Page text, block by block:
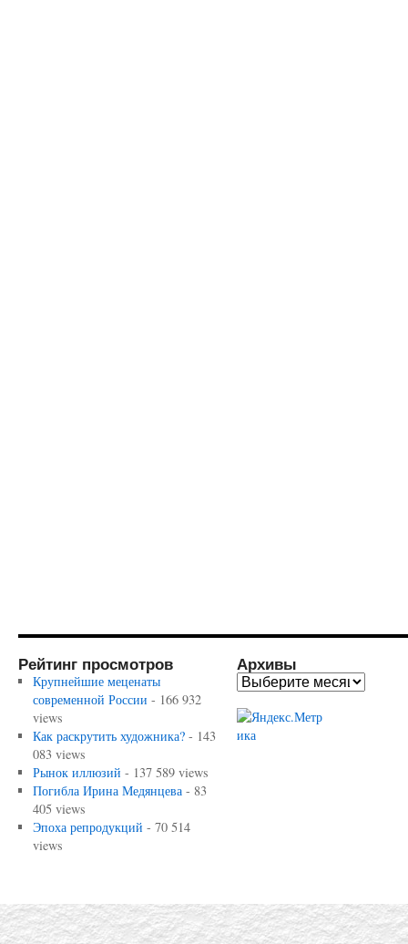
Рейтинг просмотров
Крупнейшие меценаты
современной России - 166 932
views
Как раскрутить художника?- 143
083 views
Рынок иллюзий - 137 589 views
Погибла Ирина Медянцева- 83
405 views
Эпоха репродукций - 70 514
views
Архивы